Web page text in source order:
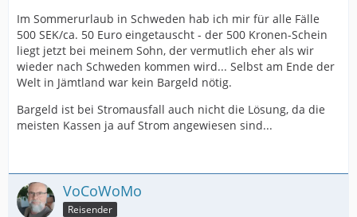
Im Sommerurlaub in Schweden hab ich mir für alle Fälle
500 SEK/ca. 50 Euro eingetauscht - der 500 Kronen-Schein
liegt jetzt bei meinem Sohn, der vermutlich eher als wir
wieder nach Schweden kommen wird... Selbst am Ende der
Welt in Jämtland war kein Bargeld nötig.
Bargeld ist bei Stromausfall auch nicht die Lösung, da die
meisten Kassen ja auf Strom angewiesen sind...
VoCoWoMo
Reisender